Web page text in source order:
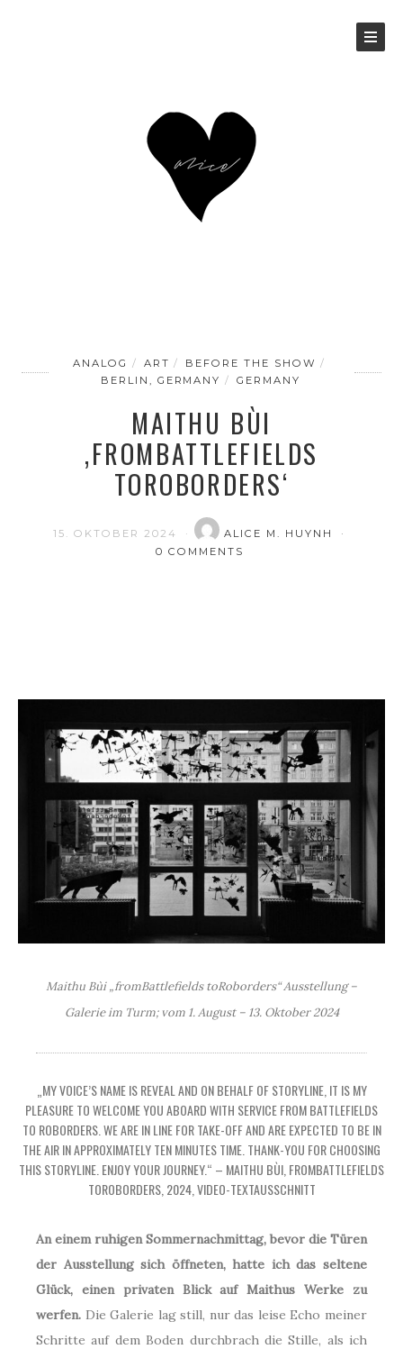
ANALOG ART
BEFORE THE SHOW
BERLIN, GERMANY
GERMANY
MAITHU BÙI
‚FROMBATTLEFIELDS
TOROBORDERS‘
15. OKTOBER 2024
ALICE M. HUYNH
0 COMMENTS
Maithu Bùi „fromBattlefields toRoborders“ Ausstellung –
Galerie im Turm; vom 1. August – 13. Oktober 2024
„MY VOICE’S NAME IS REVEAL AND ON BEHALF OF STORYLINE, IT IS MY
PLEASURE TO WELCOME YOU ABOARD WITH SERVICE FROM BATTLEFIELDS
TO ROBORDERS. WE ARE IN LINE FOR TAKE-OFF AND ARE EXPECTED TO BE IN
THE AIR IN APPROXIMATELY TEN MINUTES TIME. THANK-YOU FOR CHOOSING
THIS STORYLINE. ENJOY YOUR JOURNEY.“ – MAITHU BÙI, FROMBATTLEFIELDS
TOROBORDERS, 2024, VIDEO-TEXTAUSSCHNITT
An einem ruhigen Sommernachmittag, bevor die Türen
der Ausstellung sich öffneten, hatte ich das seltene
Glück, einen privaten Blick auf Maithus Werke zu
werfen. Die Galerie lag still, nur das leise Echo meiner
Schritte auf dem Boden durchbrach die Stille, als ich